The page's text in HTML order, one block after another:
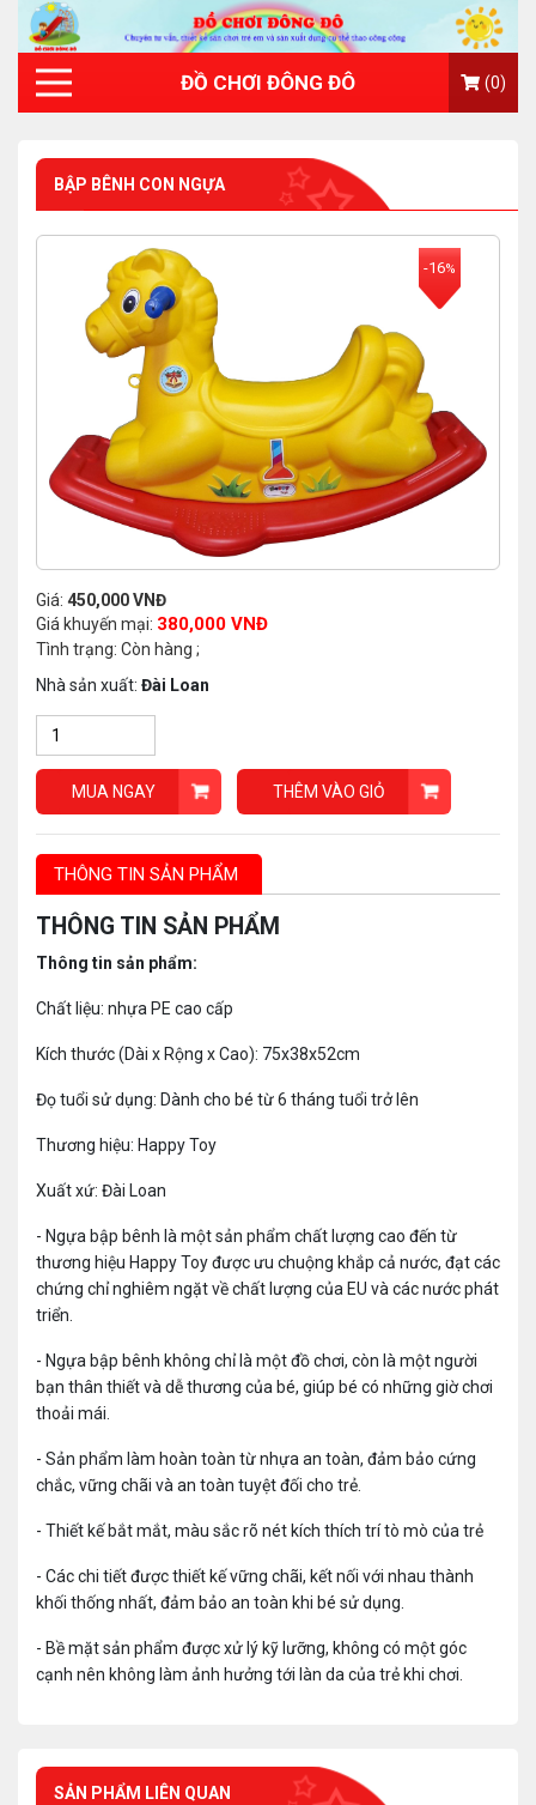
ĐỒ CHƠI ĐÔNG ĐÔ (0)
BẬP BÊNH CON NGỰA
-16%
Giá: 450,000 VNĐ
Giá khuyến mại: 380,000 VNĐ
Tình trạng: Còn hàng ;
Nhà sản xuất: Đài Loan
MUA NGAY THÊM VÀO GIỎ
THÔNG TIN SẢN PHẨM
THÔNG TIN SẢN PHẨM
Thông tin sản phẩm:
Chất liệu: nhựa PE cao cấp
Kích thước (Dài x Rộng x Cao): 75x38x52cm
Đọ tuổi sử dụng: Dành cho bé từ 6 tháng tuổi trở lên
Thương hiệu: Happy Toy
Xuất xứ: Đài Loan
- Ngựa bập bênh là một sản phẩm chất lượng cao đến từ
thương hiệu Happy Toy được ưu chuộng khắp cả nước, đạt các
chứng chỉ nghiêm ngặt về chất lượng của EU và các nước phát
triển.
- Ngựa bập bênh không chỉ là một đồ chơi, còn là một người
bạn thân thiết và dễ thương của bé, giúp bé có những giờ chơi
thoải mái.
- Sản phẩm làm hoàn toàn từ nhựa an toàn, đảm bảo cứng
chắc, vững chãi và an toàn tuyệt đối cho trẻ.
- Thiết kế bắt mắt, màu sắc rõ nét kích thích trí tò mò của trẻ
- Các chi tiết được thiết kế vững chãi, kết nối với nhau thành
khối thống nhất, đảm bảo an toàn khi bé sử dụng.
- Bề mặt sản phẩm được xử lý kỹ lưỡng, không có một góc
cạnh nên không làm ảnh hưởng tới làn da của trẻ khi chơi.
SẢN PHẨM LIÊN QUAN